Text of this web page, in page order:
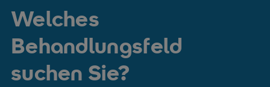
Welches
Behandlungsfeld
suchen Sie?